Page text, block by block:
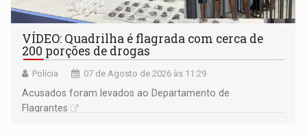
VÍDEO: Quadrilha é flagrada com cerca de
200 porções de drogas
Polícia 07 de Agosto de 2026 às 11:29
Acusados foram levados ao Departamento de
Flagrantes